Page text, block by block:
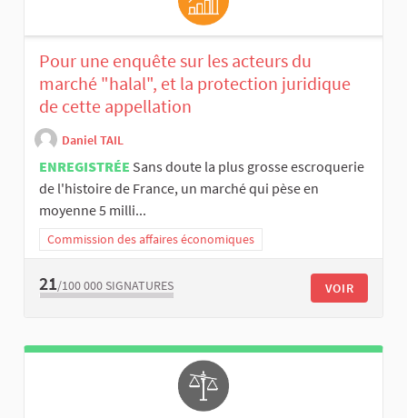
Pour une enquête sur les acteurs du
marché "halal", et la protection juridique
de cette appellation
Daniel TAIL
ENREGISTRÉE Sans doute la plus grosse escroquerie
de l'histoire de France, un marché qui pèse en
moyenne 5 milli...
Commission des affaires économiques
21/100 000 SIGNATURES VOIR